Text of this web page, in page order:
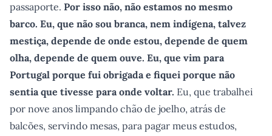
passaporte. Por isso não, não estamos no mesmo
barco. Eu, que não sou branca, nem indígena, talvez
mestiça, depende de onde estou, depende de quem
olha, depende de quem ouve. Eu, que vim para
Portugal porque fui obrigada e fiquei porque não
sentia que tivesse para onde voltar. Eu, que trabalhei
por nove anos limpando chão de joelho, atrás de
balcões, servindo mesas, para pagar meus estudos,